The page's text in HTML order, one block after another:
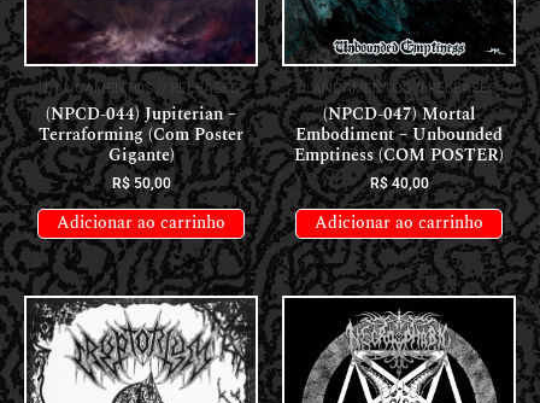
LANÇAMENTOS // RELEASES
(NPCD-044) Jupiterian –
Terraforming (Com Poster
Gigante)
R$50,00
Adicionar ao carrinho
LANÇAMENTOS // RELEASES
(NPCD-047) Mortal
Embodiment – Unbounded
Emptiness (COM POSTER)
R$40,00
Adicionar ao carrinho